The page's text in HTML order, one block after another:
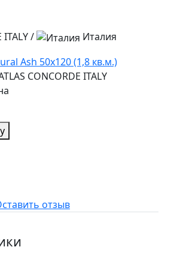
ITALY/
Италия
Ash 50x120 (1,8 кв.м.)
CONCORDE ITALY
отзыв